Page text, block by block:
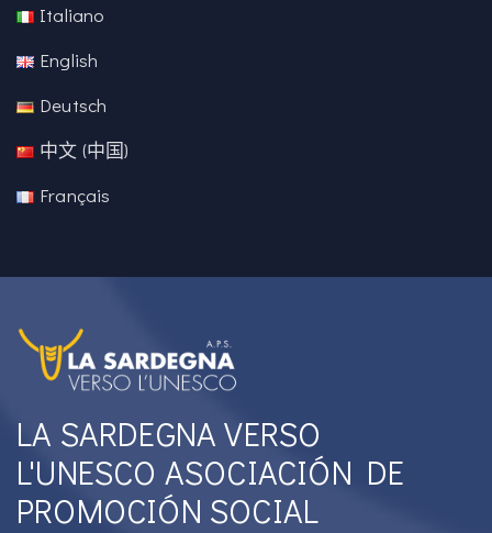
Italiano
English
Deutsch
中文 (中国)
Français
LA SARDEGNA VERSO
L'UNESCO ASOCIACIÓN DE
PROMOCIÓN SOCIAL